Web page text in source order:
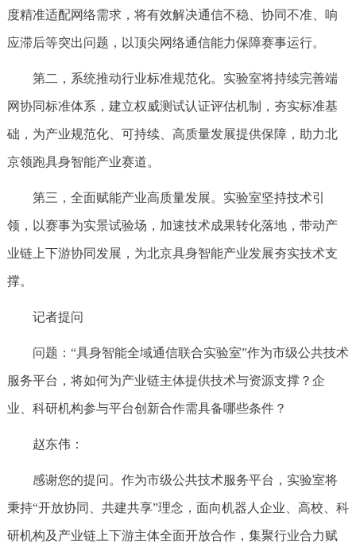
度精准适配网络需求，将有效解决通信不稳、协同不准、响
应滞后等突出问题，以顶尖网络通信能力保障赛事运行。
第二，系统推动行业标准规范化。实验室将持续完善端
网协同标准体系，建立权威测试认证评估机制，夯实标准基
础，为产业规范化、可持续、高质量发展提供保障，助力北
京领跑具身智能产业赛道。
第三，全面赋能产业高质量发展。实验室坚持技术引
领，以赛事为实景试验场，加速技术成果转化落地，带动产
业链上下游协同发展，为北京具身智能产业发展夯实技术支
撑。
记者提问
问题：“具身智能全域通信联合实验室”作为市级公共技术
服务平台，将如何为产业链主体提供技术与资源支撑？企
业、科研机构参与平台创新合作需具备哪些条件？
赵东伟：
感谢您的提问。作为市级公共技术服务平台，实验室将
秉持“开放协同、共建共享”理念，面向机器人企业、高校、科
研机构及产业链上下游主体全面开放合作，集聚行业合力赋